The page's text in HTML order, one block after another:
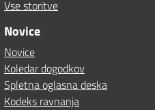
Vse storitve
Novice
Novice
Koledar dogodkov
Spletna oglasna deska
Kodeks ravnanja